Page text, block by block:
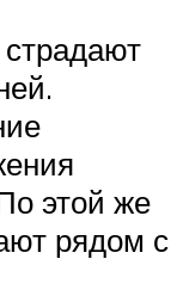
этой же
рядом с